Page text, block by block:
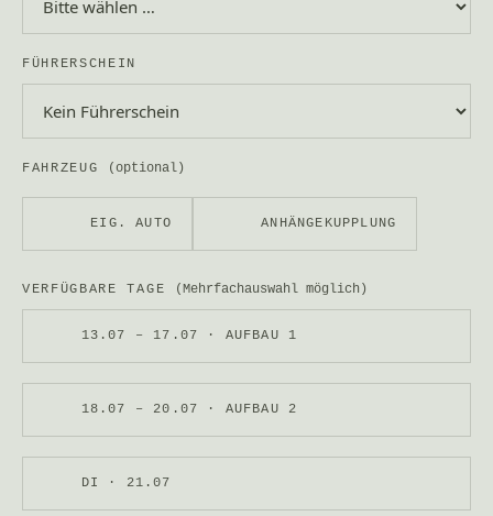
FÜHRERSCHEIN
FAHRZEUG (optional)
EIG. AUTO ANHÄNGEKUPPLUNG
VERFÜGBARE TAGE (Mehrfachauswahl möglich)
13.07 – 17.07 · AUFBAU 1
18.07 – 20.07 · AUFBAU 2
DI · 21.07